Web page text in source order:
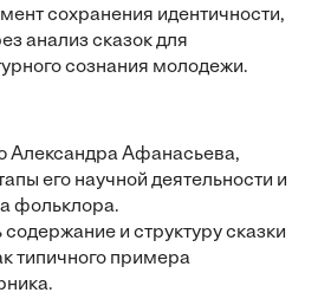
сохранения идентичности,
анализ сказок для
сознания молодежи.
Александра Афанасьева,
его научной деятельности и
фольклора.
и структуру сказки
типичного примера